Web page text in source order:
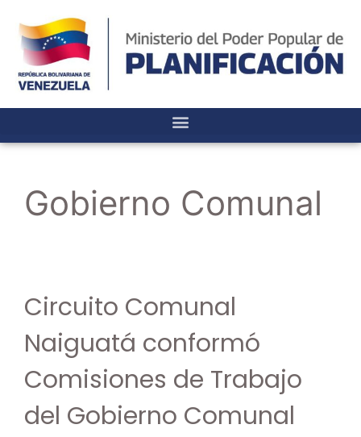
Gobierno Comunal
Circuito Comunal
Naiguatá conformó
Comisiones de Trabajo
del Gobierno Comunal